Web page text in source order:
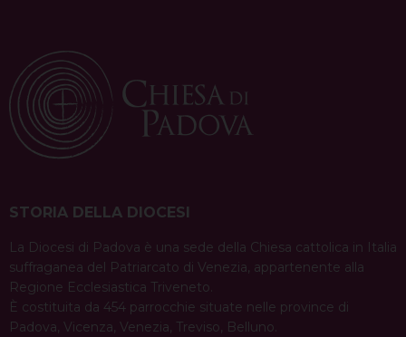
STORIA DELLA DIOCESI
La Diocesi di Padova è una sede della Chiesa cattolica in Italia
suffraganea del Patriarcato di Venezia, appartenente alla
Regione Ecclesiastica Triveneto.
È costituita da 454 parrocchie situate nelle province di
Padova, Vicenza, Venezia, Treviso, Belluno.